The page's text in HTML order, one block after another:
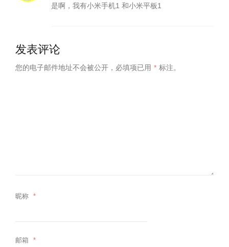
是啊，我有小米手机1 和小米平板1
发表评论
您的电子邮件地址不会被公开， 必填项已用 * 标注。
昵称 *
邮箱 *